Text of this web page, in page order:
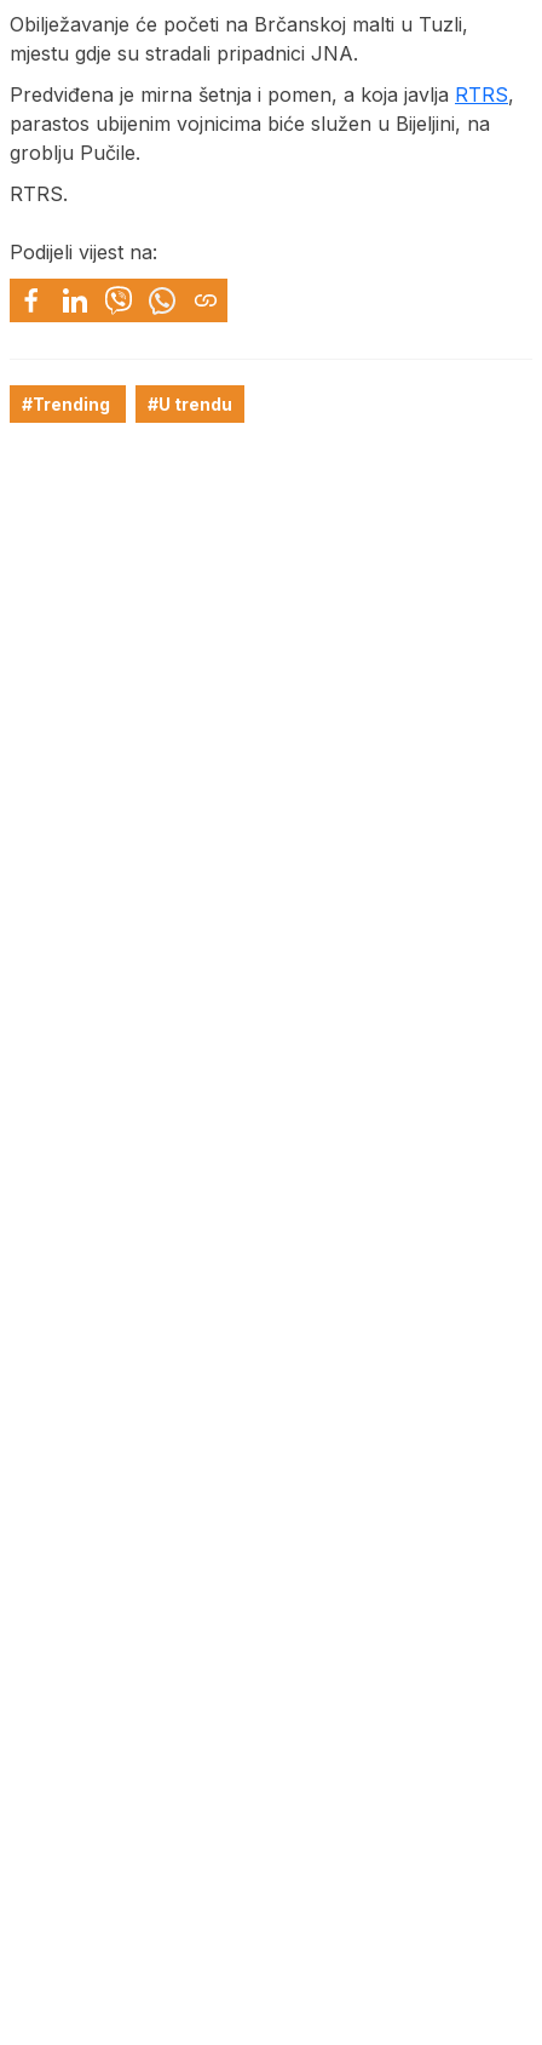
Obilježavanje će početi na Brčanskoj malti u Tuzli,
mjestu gdje su stradali pripadnici ЈNA.
Predviđena je mirna šetnja i pomen, a koja javlja RTRS,
parastos ubijenim vojnicima biće služen u Bijeljini, na
groblju Pučile.
RTRS.
Podijeli vijest na:
#Trending #U trendu